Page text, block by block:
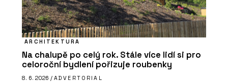
ARCHITEKTURA
Na chalupě po celý rok. Stále více lidí si pro
celoroční bydlení pořizuje roubenky
8. 6. 2026 / ADVERTORIAL